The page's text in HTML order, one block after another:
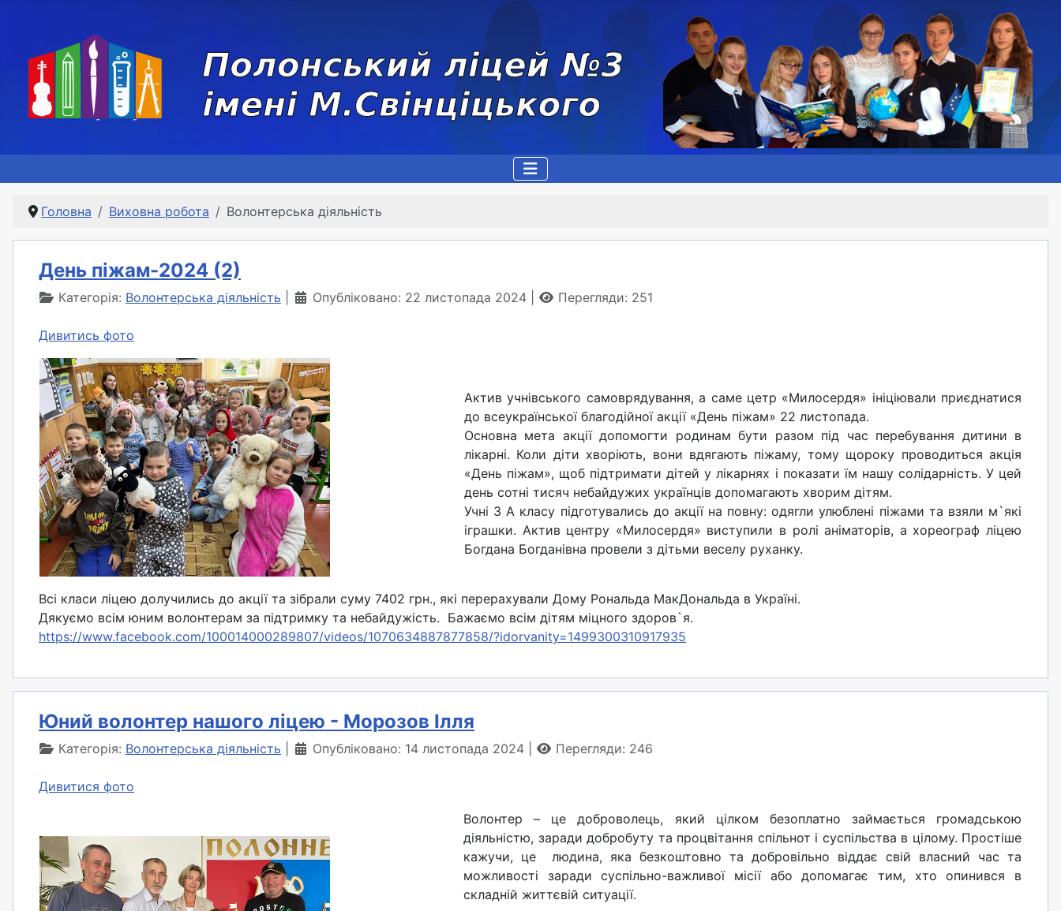
Головна Виховна робота Волонтерська діяльність
День піжам-2024 (2)
Категорія: Волонтерська діяльність Опубліковано: 22 листопада 2024 Перегляди: 251
Дивитись фото
Актив учнівського самоврядування, а саме цетр «Милосердя» ініціювали приєднатися
до всеукраїнської благодійної акції «День піжам» 22 листопада.
Основна мета акції допомогти родинам бути разом під час перебування дитини в
лікарні. Коли діти хворіють, вони вдягають піжаму, тому щороку проводиться акція
«День піжам», щоб підтримати дітей у лікарнях і показати їм нашу солідарність. У цей
день сотні тисяч небайдужих українців допомагають хворим дітям.
Учні 3 А класу підготувались до акції на повну: одягли улюблені піжами та взяли м`які
іграшки. Актив центру «Милосердя» виступили в ролі аніматорів, а хореограф ліцею
Богдана Богданівна провели з дітьми веселу руханку.
Всі класи ліцею долучились до акції та зібрали суму 7402 грн., які перерахували Дому Рональда МакДональда в Україні.
Дякуємо всім юним волонтерам за підтримку та небайдужість. Бажаємо всім дітям міцного здоров`я.
https://www.facebook.com/100014000289807/videos/1070634887877858/?idorvanity=1499300310917935
Юний волонтер нашого ліцею - Морозов Ілля
Категорія: Волонтерська діяльність Опубліковано: 14 листопада 2024 Перегляди: 246
Дивитися фото
Волонтер – це доброволець, який цілком безоплатно займається громадською
діяльністю, заради добробуту та процвітання спільнот і суспільства в цілому. Простіше
кажучи, це людина, яка безкоштовно та добровільно віддає свій власний час та
можливості заради суспільно-важливої місії або допомагає тим, хто опинився в
складній життєвій ситуації.